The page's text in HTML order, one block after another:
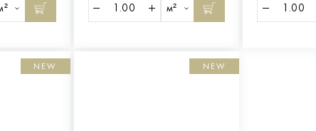
м²
NEW NEW